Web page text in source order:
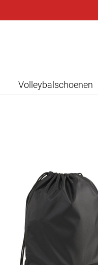
Volleybalschoenen